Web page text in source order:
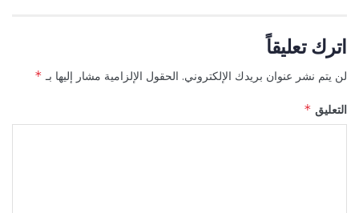
اترك تعليقاً
لن يتم نشر عنوان بريدك الإلكتروني. الحقول الإلزامية مشار إليها بـ *
التعليق *